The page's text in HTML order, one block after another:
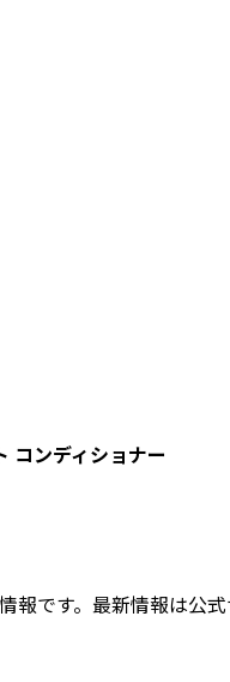
コンディショナー
報です。最新情報は公